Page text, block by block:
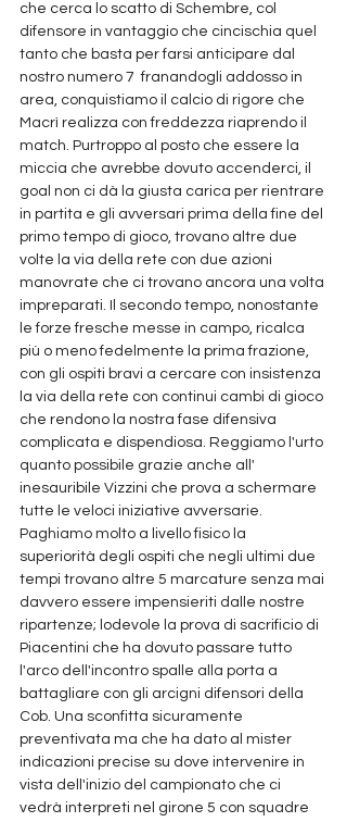
che cerca lo scatto di Schembre, col
difensore in vantaggio che cincischia quel
tanto che basta per farsi anticipare dal
nostro numero 7  franandogli addosso in
area, conquistiamo il calcio di rigore che
Macrì realizza con freddezza riaprendo il
match. Purtroppo al posto che essere la
miccia che avrebbe dovuto accenderci, il
goal non ci dà la giusta carica per rientrare
in partita e gli avversari prima della fine del
primo tempo di gioco, trovano altre due
volte la via della rete con due azioni
manovrate che ci trovano ancora una volta
impreparati. Il secondo tempo, nonostante
le forze fresche messe in campo, ricalca
più o meno fedelmente la prima frazione,
con gli ospiti bravi a cercare con insistenza
la via della rete con continui cambi di gioco
che rendono la nostra fase difensiva
complicata e dispendiosa. Reggiamo l'urto
quanto possibile grazie anche all'
inesauribile Vizzini che prova a schermare
tutte le veloci iniziative avversarie.
Paghiamo molto a livello fisico la
superiorità degli ospiti che negli ultimi due
tempi trovano altre 5 marcature senza mai
davvero essere impensieriti dalle nostre
ripartenze; lodevole la prova di sacrificio di
Piacentini che ha dovuto passare tutto
l'arco dell'incontro spalle alla porta a
battagliare con gli arcigni difensori della
Cob. Una sconfitta sicuramente
preventivata ma che ha dato al mister
indicazioni precise su dove intervenire in
vista dell'inizio del campionato che ci
vedrà interpreti nel girone 5 con squadre